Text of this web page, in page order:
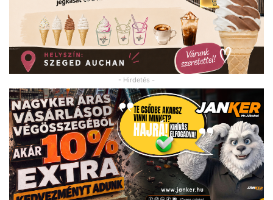
- Hirdetés -